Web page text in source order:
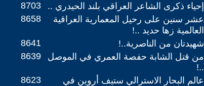
8703 إحياء ذكرى الشاعر العراقي بلند الحيدري ..
8658
عشر سنين على رحيل المعمارية العراقية
العالمية زها حديد ..!
8641 شهيدتان من الناصرية..!
8639
من قتل الشابة حفصة العمري في الموصل
..!
8623
عالم البحار الاسترالي ستيف أروين في